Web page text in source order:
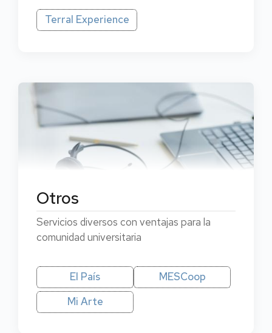
Terral Experience
Otros
Servicios diversos con ventajas para la
comunidad universitaria
El País
MESCoop
Mi Arte